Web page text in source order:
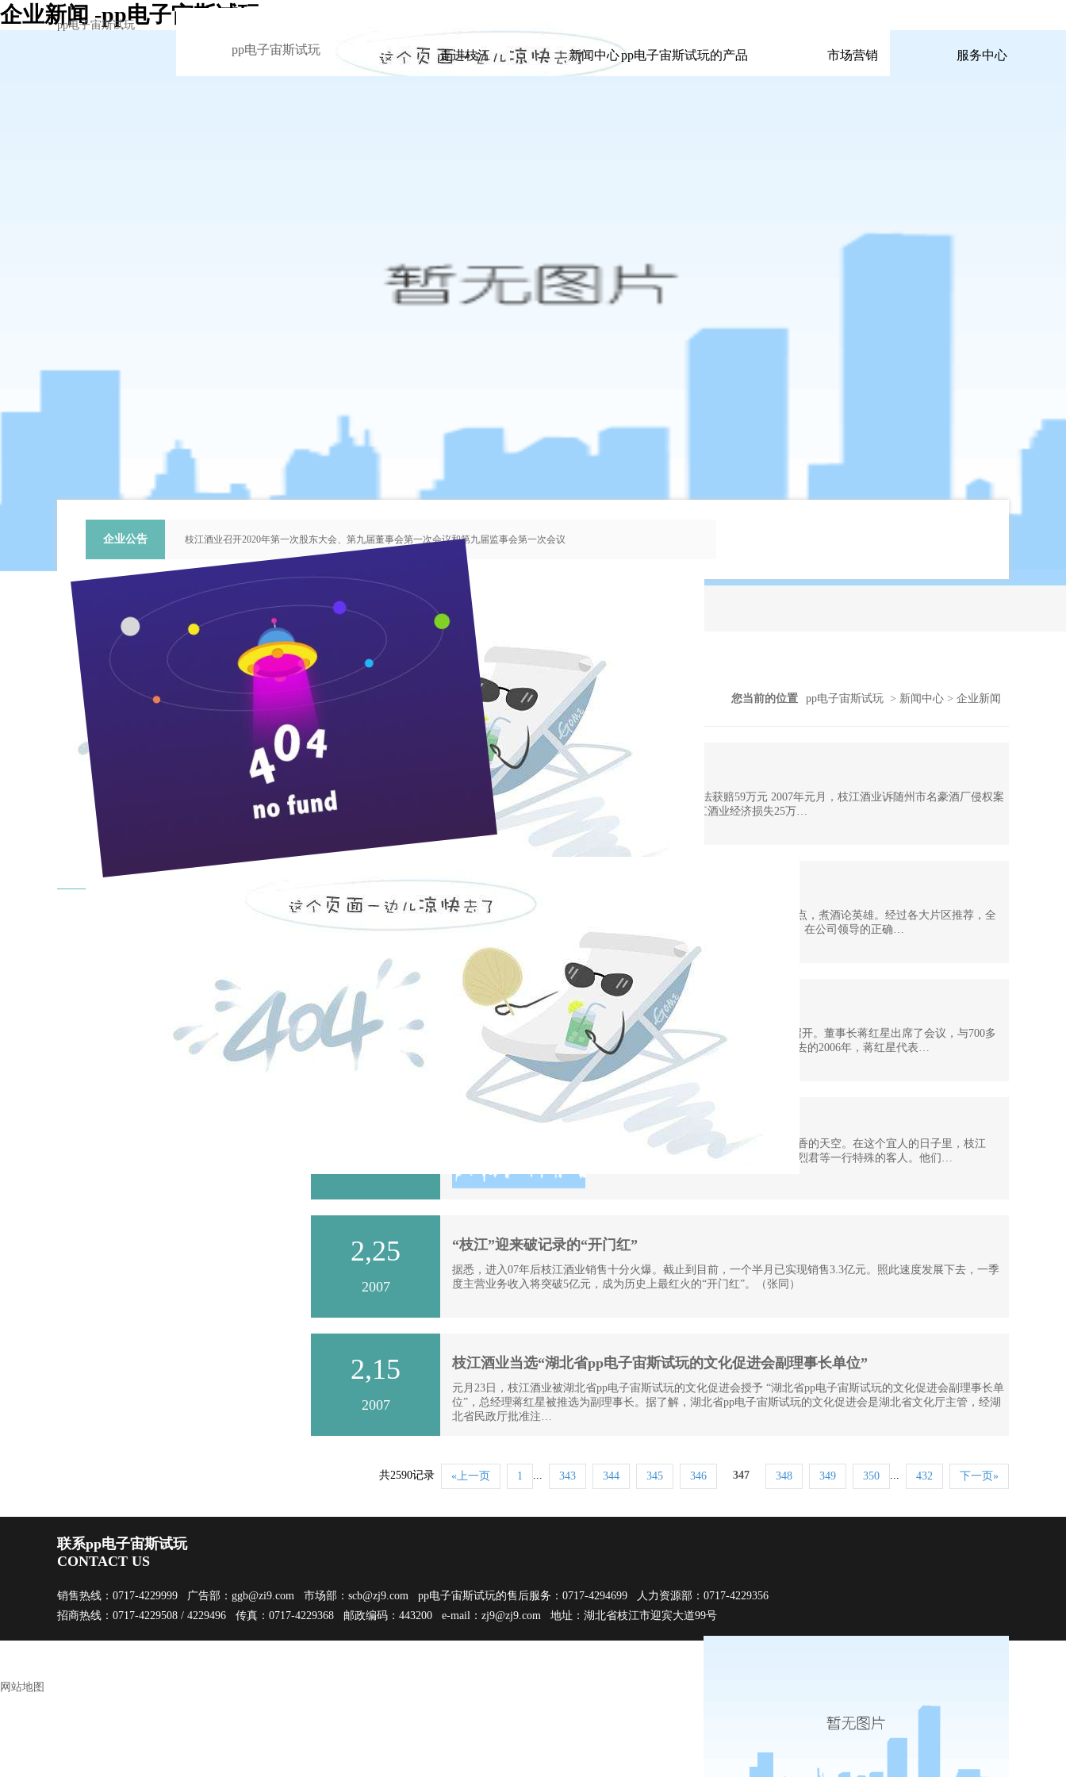
企业新闻 -pp电子宙斯试玩
pp电子宙斯试玩
pp电子宙斯试玩
走进枝江
新闻中心pp电子宙斯试玩的产品
市场营销
服务中心
企业公告
枝江酒业召开2020年第一次股东大会、第九届董事会第一次会议和第九届监事会第一次会议
关于提名推荐第六届中国青年科技工作者协会会员人选的公示
枝江酒业召开2018年第二次股东大会、第八届董事会第一次会议和第八届监事会第一次会议
枝江酒业召开2015年第一次股东大会、第七届董事会第一次会议和第七届监事会第一次会议
新闻中心
媒体展示
企业新闻
您当前的位置 pp电子宙斯试玩 > 新闻中心 > 企业新闻
枝江酒业依法获赔59万元
“枝江”商标岂容仿冒 三家企业被判侵权 枝江酒业依法获赔59万元 2007年元月，枝江酒业诉随州市名豪酒厂侵权案
在省高院的判决下尘埃落定，名豪酒厂被判赔偿枝江酒业经济损失25万…
2,28
2007
营销铁军年终论英雄
春节前，枝江酒业销售公司二百六十名营销精英齐聚一堂进行年终大盘点，煮酒论英雄。经过各大片区推荐，全
体同仁热烈讨论，评选出“2006年度十佳标兵”和“优秀业务员”。2006年，在公司领导的正确…
2,27
2007
董事长蒋红星出席省第十届人民代表大会第五次会议
2月1日至7日，湖北省第十届人民代表大会第五次会议在武昌洪山礼堂召开。董事长蒋红星出席了会议，与700多
位来自荆楚各地的人民代表一起，肩负庄严使命，共商发展大计。在过去的2006年，蒋红星代表…
司令私访“枝江” 感叹不虚此行
2月4日，和煦的阳光照在枝江酒业飘满浓香的天空。在这个宜人的日子里，枝江
酒业迎来了湖北空军某部队的副司令员姜烈君等一行特殊的客人。他们…
2,25
2007
“枝江”迎来破记录的“开门红”
据悉，进入07年后枝江酒业销售十分火爆。截止到目前，一个半月已实现销售3.3亿元。照此速度发展下去，一季
度主营业务收入将突破5亿元，成为历史上最红火的“开门红”。（张同）
2,15
2007
枝江酒业当选“湖北省pp电子宙斯试玩的文化促进会副理事长单位”
元月23日，枝江酒业被湖北省pp电子宙斯试玩的文化促进会授予 “湖北省pp电子宙斯试玩的文化促进会副理事长单
位”，总经理蒋红星被推选为副理事长。据了解，湖北省pp电子宙斯试玩的文化促进会是湖北省文化厅主管，经湖
北省民政厅批准注…
共2590记录 «上一页 1 ... 343 344 345 346 347 348 349 350 ... 432 下一页»
联系pp电子宙斯试玩
CONTACT US
销售热线：0717-4229999 广告部： ggb@zi9.com 市场部： scb@zj9.com pp电子宙斯试玩的售后服务：0717-4294699 人力资源部：0717-4229356
招商热线：0717-4229508 / 4229496 传真：0717-4229368 邮政编码：443200 e-mail： zj9@zj9.com 地址：湖北省枝江市迎宾大道99号
网站地图